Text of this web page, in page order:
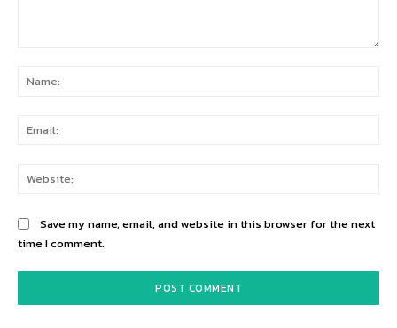
Save my name, email, and website in this browser for the next
time I comment.